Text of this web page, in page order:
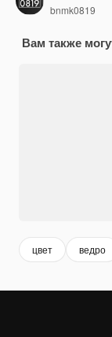
bnmk0819
Вам также
цвет ведро